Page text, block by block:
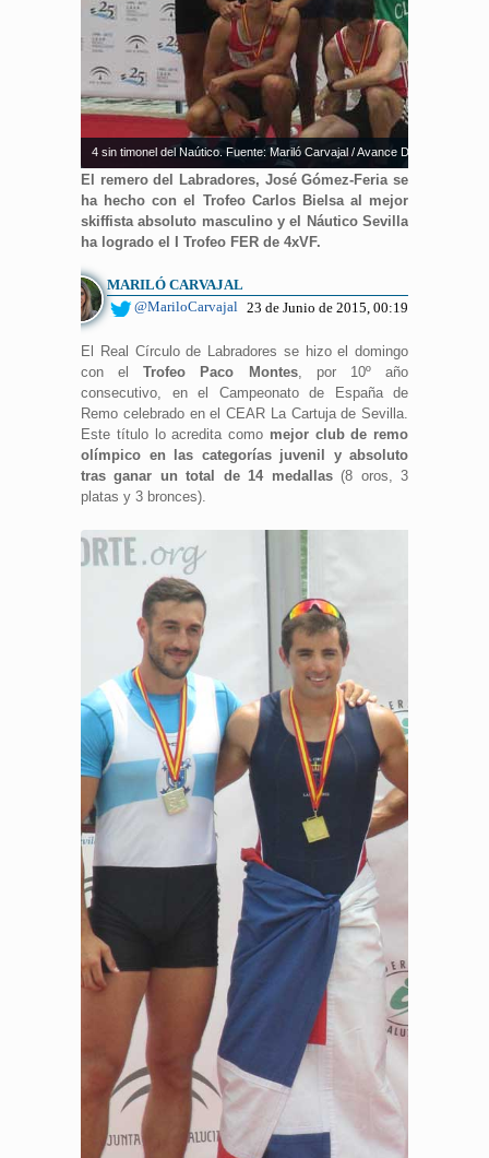
4 sin timonel del Naútico. Fuente: Mariló Carvajal / Avance Deportivo
El remero del Labradores, José Gómez-Feria se
ha hecho con el Trofeo Carlos Bielsa al mejor
skiffista absoluto masculino y el Náutico Sevilla
ha logrado el I Trofeo FER de 4xVF.
MARILÓ CARVAJAL
@MariloCarvajal 23 de Junio de 2015, 00:19
El Real Círculo de Labradores se hizo el domingo
con elTrofeo Paco Montes, por 10º año
consecutivo, en el Campeonato de España de
Remo celebrado en el CEAR La Cartuja de Sevilla.
Este título lo acredita como mejor club de remo
olímpico en las categorías juvenil y absoluto
tras ganar un total de 14 medallas(8 oros, 3
platas y 3 bronces).